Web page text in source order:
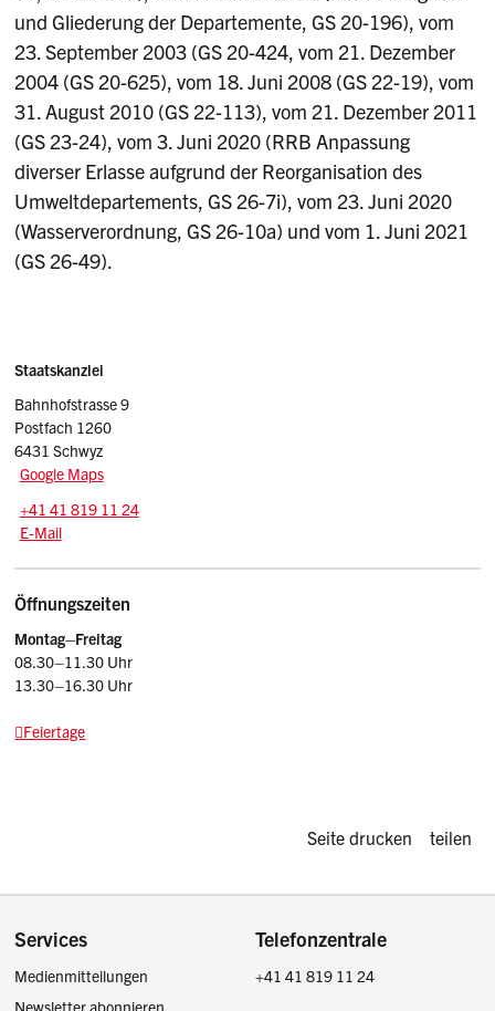
und Gliederung der Departemente, GS 20-196), vom
23. September 2003 (GS 20-424, vom 21. Dezember
2004 (GS 20-625), vom 18. Juni 2008 (GS 22-19), vom
31. August 2010 (GS 22-113), vom 21. Dezember 2011
(GS 23-24), vom 3. Juni 2020 (RRB Anpassung
diverser Erlasse aufgrund der Reorganisation des
Umweltdepartements, GS 26-7i), vom 23. Juni 2020
(Wasserverordnung, GS 26-10a) und vom 1. Juni 2021
(GS 26-49).
Sidebar
Adresse
Staatskanzlei
Bahnhofstrasse 9
Postfach 1260
6431 Schwyz
Google Maps
Tel.:
+41 41 819 11 24
E-Mail: srsz
E-Mail
Öffnungszeiten
Montag–Freitag
08.30–11.30 Uhr
13.30–16.30 Uhr
Feiertage
Diese Seite
Seite drucken teilen
Footer
Services
Medienmitteilungen
Newsletter abonnieren
Telefonzentrale
+41 41 819 11 24